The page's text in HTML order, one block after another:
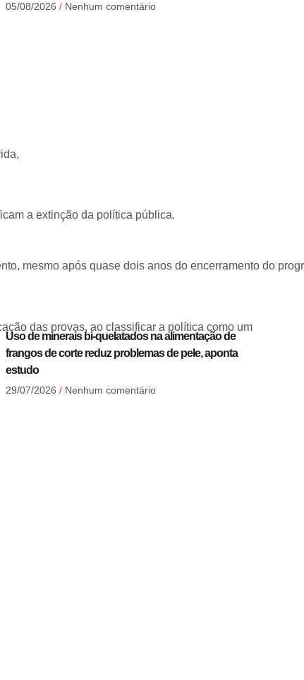
a extinção da política pública.
mesmo após quase dois anos do encerramento do
das provas, ao classificar a política como um
05/08/2026 Nenhum comentário
Uso de minerais bi-quelatados na alimentação de
frangos de corte reduz problemas de pele, aponta
estudo
29/07/2026 Nenhum comentário